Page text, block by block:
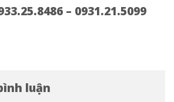
– 0931.21.5099
luận